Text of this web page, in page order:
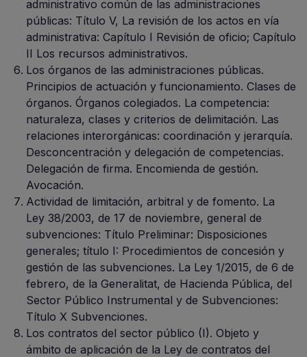
administrativo común de las administraciones
públicas: Título V, La revisión de los actos en vía
administrativa: Capítulo I Revisión de oficio; Capítulo
II Los recursos administrativos.
Los órganos de las administraciones públicas.
Principios de actuación y funcionamiento. Clases de
órganos. Órganos colegiados. La competencia:
naturaleza, clases y criterios de delimitación. Las
relaciones interorgánicas: coordinación y jerarquía.
Desconcentración y delegación de competencias.
Delegación de firma. Encomienda de gestión.
Avocación.
Actividad de limitación, arbitral y de fomento. La
Ley 38/2003, de 17 de noviembre, general de
subvenciones: Título Preliminar: Disposiciones
generales; título I: Procedimientos de concesión y
gestión de las subvenciones. La Ley 1/2015, de 6 de
febrero, de la Generalitat, de Hacienda Pública, del
Sector Público Instrumental y de Subvenciones:
Título X Subvenciones.
Los contratos del sector público (I). Objeto y
ámbito de aplicación de la Ley de contratos del